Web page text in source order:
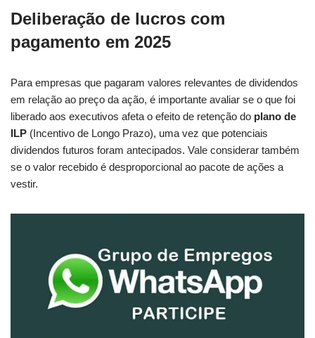
Deliberação de lucros com
pagamento em 2025
Para empresas que pagaram valores relevantes de dividendos
em relação ao preço da ação, é importante avaliar se o que foi
liberado aos executivos afeta o efeito de retenção do plano de
ILP (Incentivo de Longo Prazo), uma vez que potenciais
dividendos futuros foram antecipados. Vale considerar também
se o valor recebido é desproporcional ao pacote de ações a
vestir.